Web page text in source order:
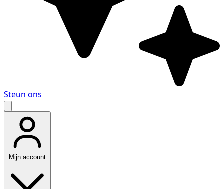
Steun ons
Mijn account